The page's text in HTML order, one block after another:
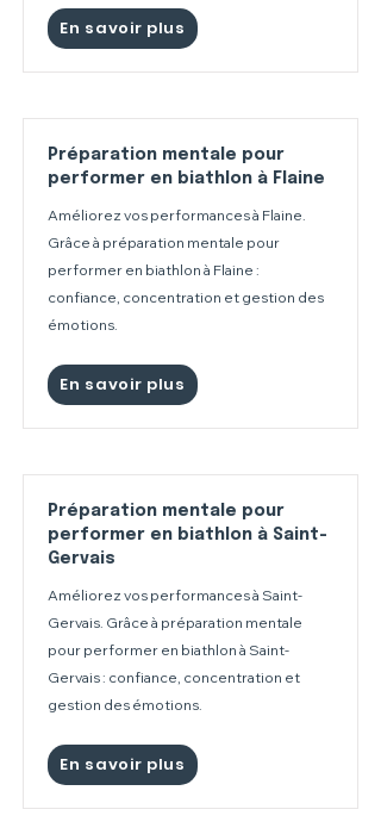
En savoir plus
Préparation mentale pour
performer en biathlon à Flaine
Améliorez vos performances à Flaine.
Grâce à préparation mentale pour
performer en biathlon à Flaine :
confiance, concentration et gestion des
émotions.
En savoir plus
Préparation mentale pour
performer en biathlon à Saint-
Gervais
Améliorez vos performances à Saint-
Gervais. Grâce à préparation mentale
pour performer en biathlon à Saint-
Gervais : confiance, concentration et
gestion des émotions.
En savoir plus